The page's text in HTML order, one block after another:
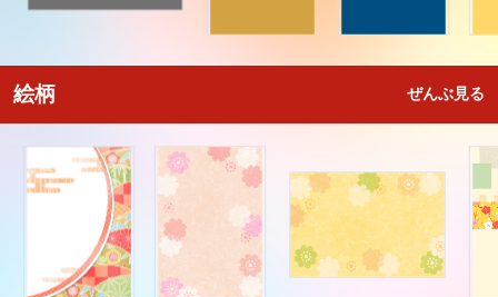
絵柄 ぜんぶ見る